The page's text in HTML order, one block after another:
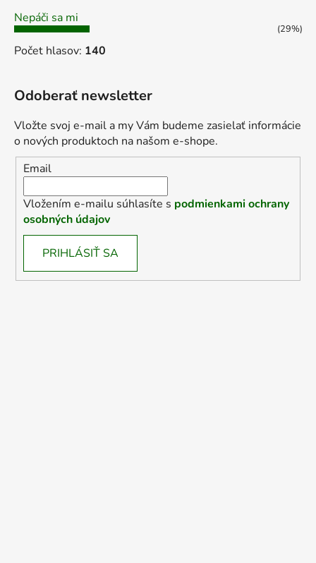
Nepáči sa mi
(29%)
Počet hlasov: 140
Odoberať newsletter
Vložte svoj e-mail a my Vám budeme zasielať informácie
o nových produktoch na našom e-shope.
Email
Vložením e-mailu súhlasíte s podmienkami ochrany
osobných údajov
PRIHLÁSIŤ SA